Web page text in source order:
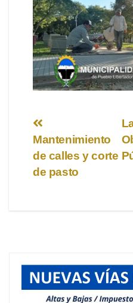
de
entradas
Mantenimiento
de calles y corte
de pasto